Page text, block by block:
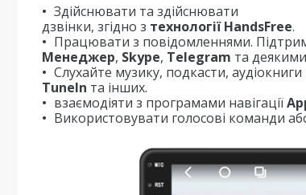
Здійснювати та здійснювати
дзвінки, згідно з технології HandsFree.
Працювати з повідомленнями.
Менеджер, Skype, Telegram та
Слухайте музику, подкасти,
TuneIn та інших.
взаємодіяти з програмами навігації
Використовувати голосові команди